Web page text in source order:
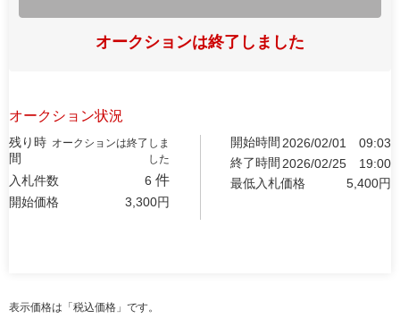
オークションは終了しました
オークション状況
残り時
間
オークションは終了しま
した
入札件数 6 件
開始価格 3,300円
開始時間 2026/02/01
09:03
終了時間 2026/02/25
19:00
最低入札価格
5,400円
表示価格は「税込価格」です。